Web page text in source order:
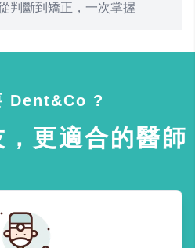
判斷到矯正，一次掌握
Dent&Co ?
更適合的醫師